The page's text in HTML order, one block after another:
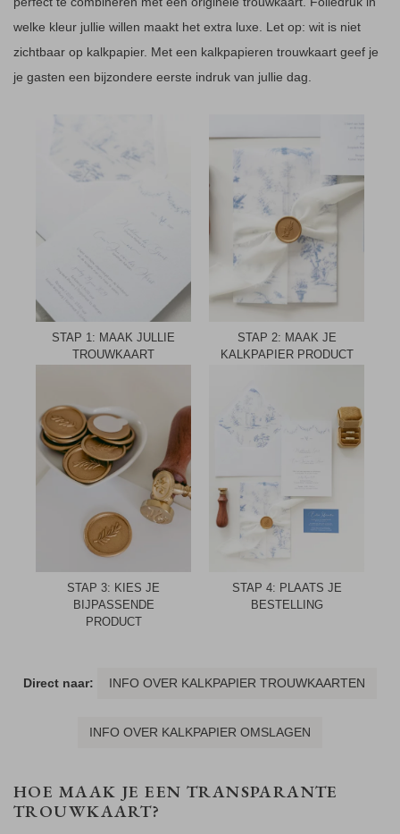
welke kleur jullie willen maakt het extra luxe. Let op: wit is niet
zichtbaar op kalkpapier. Met een kalkpapieren trouwkaart geef je
je gasten een bijzondere eerste indruk van jullie dag.
STAP 1: MAAK JULLIE
TROUWKAART
STAP 2: MAAK JE
KALKPAPIER PRODUCT
STAP 3: KIES JE
BIJPASSENDE
PRODUCT
STAP 4: PLAATS JE
BESTELLING
Direct naar: INFO OVER KALKPAPIER TROUWKAARTEN
INFO OVER KALKPAPIER OMSLAGEN
HOE MAAK JE EEN TRANSPARANTE
TROUWKAART?